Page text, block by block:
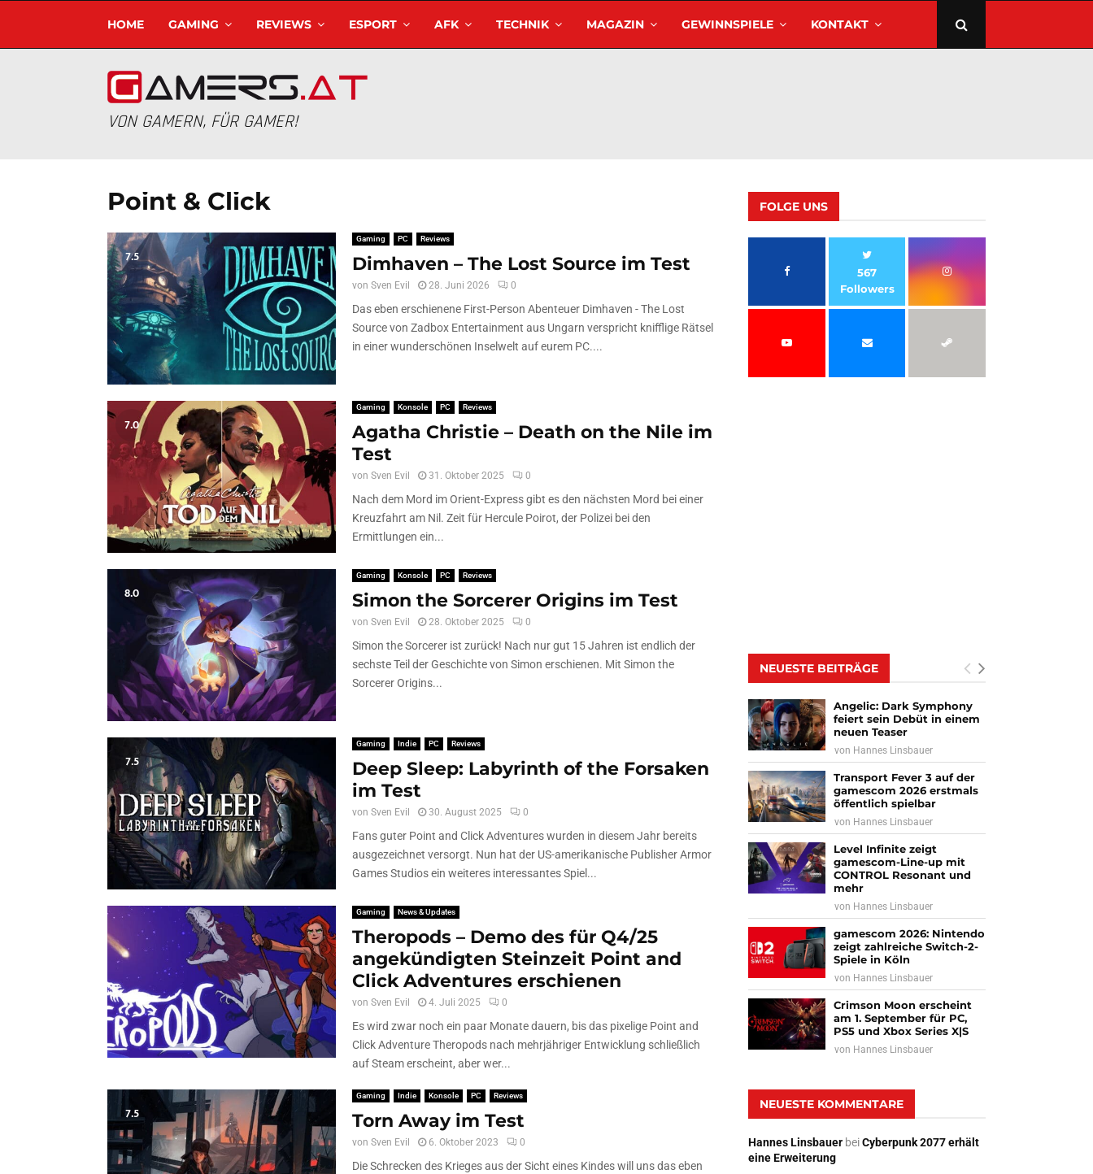
HOME GAMING REVIEWS ESPORT AFK TECHNIK MAGAZIN GEWINNSPIELE KONTAKT
VON GAMERN, FÜR GAMER!
Point & Click
7.5
Gaming PC Reviews
Dimhaven – The Lost Source im Test
von Sven Evil 28. Juni 2026 0
Das eben erschienene First-Person Abenteuer Dimhaven - The Lost
Source von Zadbox Entertainment aus Ungarn verspricht knifflige Rätsel
in einer wunderschönen Inselwelt auf eurem PC....
7.0
Gaming Konsole PC Reviews
Agatha Christie – Death on the Nile im
Test
von Sven Evil 31. Oktober 2025 0
Nach dem Mord im Orient-Express gibt es den nächsten Mord bei einer
Kreuzfahrt am Nil. Zeit für Hercule Poirot, der Polizei bei den
Ermittlungen ein...
8.0
Gaming Konsole PC Reviews
Simon the Sorcerer Origins im Test
von Sven Evil 28. Oktober 2025 0
Simon the Sorcerer ist zurück! Nach nur gut 15 Jahren ist endlich der
sechste Teil der Geschichte von Simon erschienen. Mit Simon the
Sorcerer Origins...
7.5
Gaming Indie PC Reviews
Deep Sleep: Labyrinth of the Forsaken
im Test
von Sven Evil 30. August 2025 0
Fans guter Point and Click Adventures wurden in diesem Jahr bereits
ausgezeichnet versorgt. Nun hat der US-amerikanische Publisher Armor
Games Studios ein weiteres interessantes Spiel...
Gaming News & Updates
Theropods – Demo des für Q4/25
angekündigten Steinzeit Point and
Click Adventures erschienen
von Sven Evil 4. Juli 2025 0
Es wird zwar noch ein paar Monate dauern, bis das pixelige Point and
Click Adventure Theropods nach mehrjähriger Entwicklung schließlich
auf Steam erscheint, aber wer...
7.5
Gaming Indie Konsole PC Reviews
Torn Away im Test
von Sven Evil 6. Oktober 2023 0
Die Schrecken des Krieges aus der Sicht eines Kindes will uns das eben
FOLGE UNS
567
Followers
NEUESTE BEITRÄGE
Angelic: Dark Symphony
feiert sein Debüt in einem
neuen Teaser
von Hannes Linsbauer
Transport Fever 3 auf der
gamescom 2026 erstmals
öffentlich spielbar
von Hannes Linsbauer
Level Infinite zeigt
gamescom-Line-up mit
CONTROL Resonant und
mehr
von Hannes Linsbauer
gamescom 2026: Nintendo
zeigt zahlreiche Switch-2-
Spiele in Köln
von Hannes Linsbauer
Crimson Moon erscheint
am 1. September für PC,
PS5 und Xbox Series X|S
von Hannes Linsbauer
NEUESTE KOMMENTARE
Hannes Linsbauer beiCyberpunk 2077 erhält
eine Erweiterung